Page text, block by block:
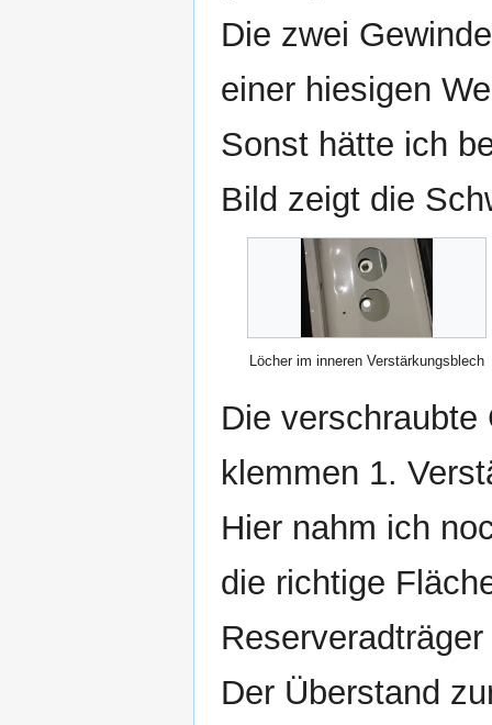
Die zwei
einer hiesigen
Sonst hätte ich
Bild zeigt die
Löcher im inneren Verstärkungsblech
Die verschraubte
klemmen 1.
Hier nahm ich
die richtige
Der Überstand